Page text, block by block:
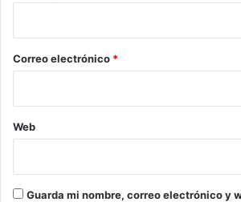
*
Correo electrónico *
Web
Guarda mi nombre, correo electrónico y